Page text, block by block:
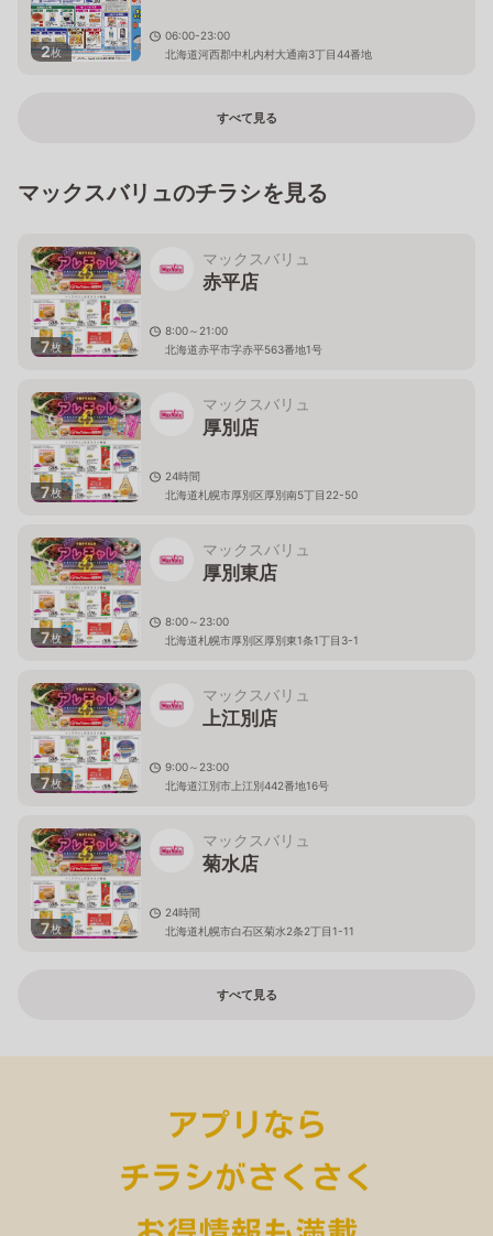
2枚
06:00-23:00
北海道河西郡中札内村大通南3丁目44番地
すべて見る
マックスバリュのチラシを見る
7枚
マックスバリュ
赤平店
8:00～21:00
北海道赤平市字赤平563番地1号
7枚
マックスバリュ
厚別店
24時間
北海道札幌市厚別区厚別南5丁目22-50
7枚
マックスバリュ
厚別東店
8:00～23:00
北海道札幌市厚別区厚別東1条1丁目3-1
7枚
マックスバリュ
上江別店
9:00～23:00
北海道江別市上江別442番地16号
7枚
マックスバリュ
菊水店
24時間
北海道札幌市白石区菊水2条2丁目1-11
すべて見る